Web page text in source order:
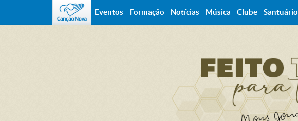
Eventos Formação Notícias Música Clube Santuário